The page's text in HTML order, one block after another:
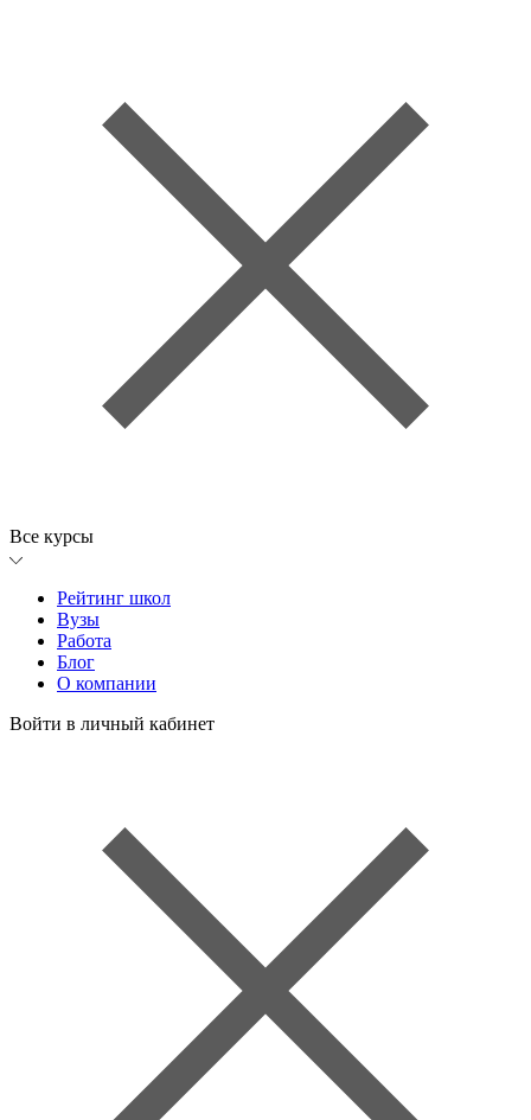
Все курсы
Рейтинг школ
Вузы
Работа
Блог
О компании
Войти в личный кабинет